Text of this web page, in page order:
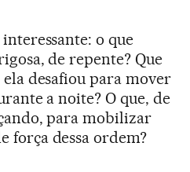
o que
de repente? Que
desafiou para mover
a noite? O que, de
para mobilizar
força dessa ordem?